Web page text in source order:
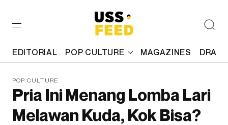
EDITORIAL POP CULTURE MAGAZINES
POP CULTURE
Pria Ini Menang Lomba Lari
Melawan Kuda, Kok Bisa?